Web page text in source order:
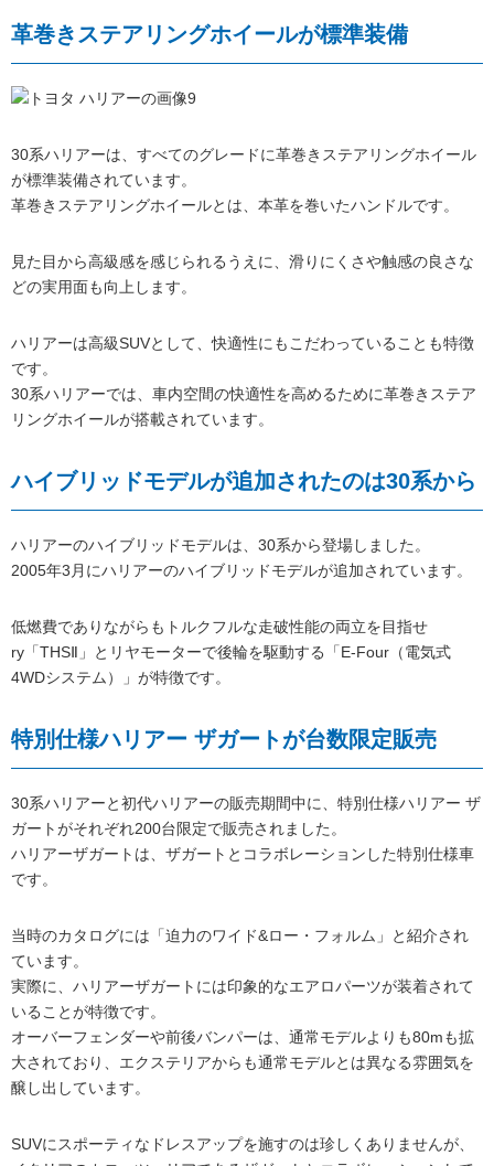
革巻きステアリングホイールが標準装備
30系ハリアーは、すべてのグレードに革巻きステアリングホイール
が標準装備されています。
革巻きステアリングホイールとは、本革を巻いたハンドルです。
見た目から高級感を感じられるうえに、滑りにくさや触感の良さな
どの実用面も向上します。
ハリアーは高級SUVとして、快適性にもこだわっていることも特徴
です。
30系ハリアーでは、車内空間の快適性を高めるために革巻きステア
リングホイールが搭載されています。
ハイブリッドモデルが追加されたのは30系から
ハリアーのハイブリッドモデルは、30系から登場しました。
2005年3月にハリアーのハイブリッドモデルが追加されています。
低燃費でありながらもトルクフルな走破性能の両立を目指せ
ry「THSⅡ」とリヤモーターで後輪を駆動する「E-Four（電気式
4WDシステム）」が特徴です。
特別仕様ハリアー ザガートが台数限定販売
30系ハリアーと初代ハリアーの販売期間中に、特別仕様ハリアー ザ
ガートがそれぞれ200台限定で販売されました。
ハリアーザガートは、ザガートとコラボレーションした特別仕様車
です。
当時のカタログには「迫力のワイド&ロー・フォルム」と紹介され
ています。
実際に、ハリアーザガートには印象的なエアロパーツが装着されて
いることが特徴です。
オーバーフェンダーや前後バンパーは、通常モデルよりも80mも拡
大されており、エクステリアからも通常モデルとは異なる雰囲気を
醸し出しています。
SUVにスポーティなドレスアップを施すのは珍しくありませんが、